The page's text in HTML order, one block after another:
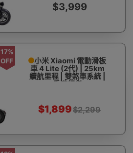
$3,999
17%
OFF
小米 Xiaomi 電動滑板
車 4 Lite (2代) | 25km
續航里程 | 雙煞車系統 |
香港行貨
$1,899$2,299